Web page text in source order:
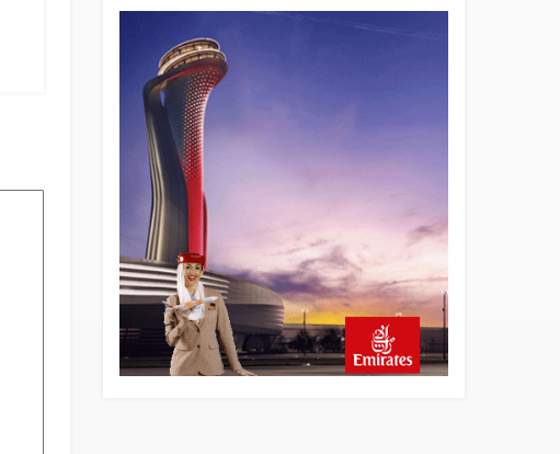
BookingAgora’dan Dubai’ye
iki FAM Trip
8 saat önce
AJet Uçuşlarıyla Rus Turist
İçin Yeni Türkiye Rotası
Airbus Temmuz bilançosunu
açıkladı: 204 yeni sipariş
9 saat önce
İstanbul uçağına polis